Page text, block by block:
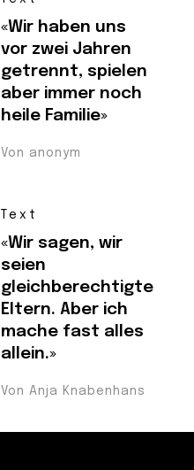
«Wir haben uns
vor zwei Jahren
getrennt, spielen
aber immer noch
heile Familie»
Von anonym
Text
«Wir sagen, wir
seien
gleichberechtigte
Eltern. Aber ich
mache fast alles
allein.»
Von Anja Knabenhans